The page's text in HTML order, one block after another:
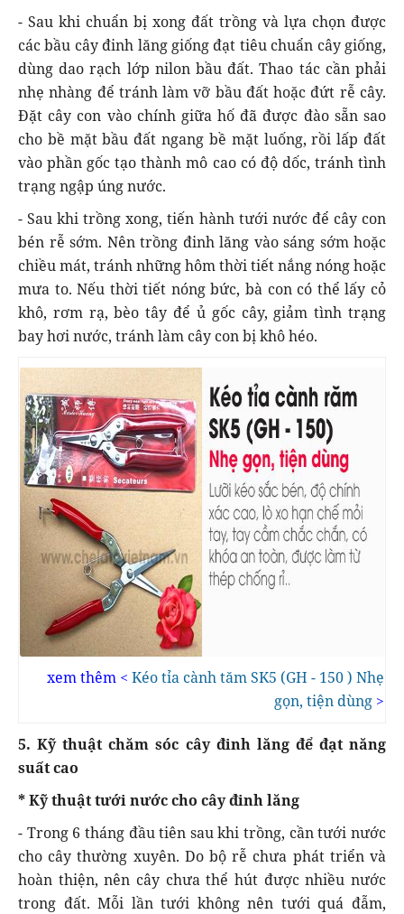
- Sau khi chuẩn bị xong đất trồng và lựa chọn được
các bầu cây đinh lăng giống đạt tiêu chuẩn cây giống,
dùng dao rạch lớp nilon bầu đất. Thao tác cần phải
nhẹ nhàng để tránh làm vỡ bầu đất hoặc đứt rễ cây.
Đặt cây con vào chính giữa hố đã được đào sẵn sao
cho bề mặt bầu đất ngang bề mặt luống, rồi lấp đất
vào phần gốc tạo thành mô cao có độ dốc, tránh tình
trạng ngập úng nước.
- Sau khi trồng xong, tiến hành tưới nước để cây con
bén rễ sớm. Nên trồng đinh lăng vào sáng sớm hoặc
chiều mát, tránh những hôm thời tiết nắng nóng hoặc
mưa to. Nếu thời tiết nóng bức, bà con có thể lấy cỏ
khô, rơm rạ, bèo tây để ủ gốc cây, giảm tình trạng
bay hơi nước, tránh làm cây con bị khô héo.
xem thêm < Kéo tỉa cành tăm SK5 (GH - 150 ) Nhẹ
gọn, tiện dùng >
5. Kỹ thuật chăm sóc cây đinh lăng để đạt năng
suất cao
* Kỹ thuật tưới nước cho cây đinh lăng
- Trong 6 tháng đầu tiên sau khi trồng, cần tưới nước
cho cây thường xuyên. Do bộ rễ chưa phát triển và
hoàn thiện, nên cây chưa thể hút được nhiều nước
trong đất. Mỗi lần tưới không nên tưới quá đẫm,